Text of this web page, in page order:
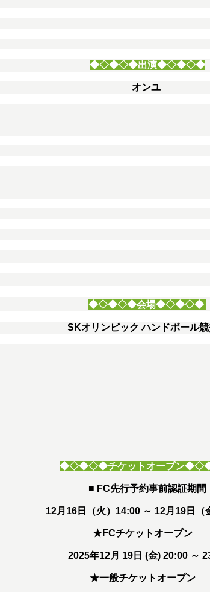
◆◇◆◇◆出演◆◇◆◇◆
オンユ
◆◇◆◇◆会場◆◇◆◇◆
SKオリンピック ハンドボール
◆◇◆◇◆チケットオープン
■ FC先行予約事前認証期間
12月16日（火）14:00 ～ 12月19日（
★FCチケットオープン
2025年12月 19日 (金) 20:00 ～
★一般チケットオープン